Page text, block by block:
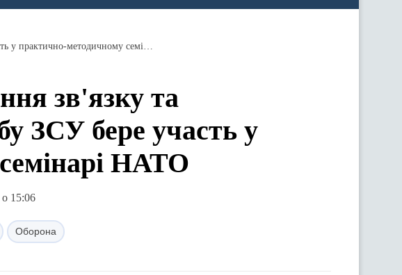
У Києві Головне управління зв'язку та інформаційних систем Генштабу ЗСУ бере участь у практично-методичному семінарі НАТО
зв'язку та
ЗСУ бере участь у
НАТО
15:06
Оборона